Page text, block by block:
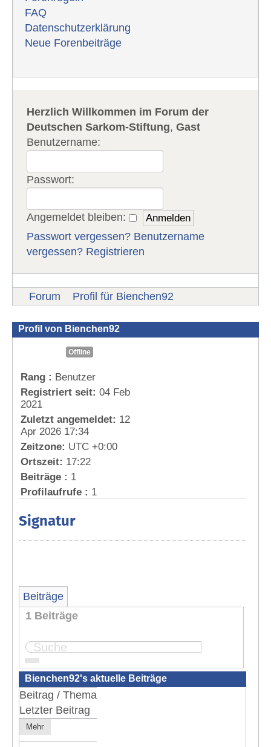
FAQ
Datenschutzerklärung
Neue Forenbeiträge
Herzlich Willkommen im Forum der
Deutschen Sarkom-Stiftung,Gast
Benutzername:
Passwort:
Angemeldet bleiben:
Passwort vergessen? Benutzername
vergessen? Registrieren
Forum Profil für Bienchen92
Profil von Bienchen92
Offline
Rang : Benutzer
Registriert seit: 04 Feb
2021
Zuletzt angemeldet: 12
Apr 2026 17:34
Zeitzone: UTC +0:00
Ortszeit: 17:22
Beiträge : 1
Profilaufrufe : 1
Signatur
Beiträge
1 Beiträge
Seite:
Bienchen92's aktuelle Beiträge
Beitrag / Thema
Letzter Beitrag
Mehr